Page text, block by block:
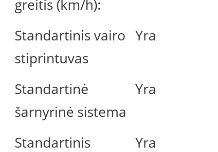
greitis (km/h):
Standartinis vairo
stiprintuvas
Yra
Standartinė
šarnyrinė sistema
Yra
Standartinis Yra